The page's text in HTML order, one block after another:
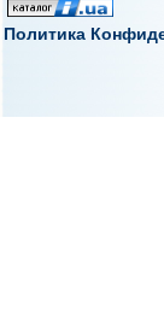
Политика